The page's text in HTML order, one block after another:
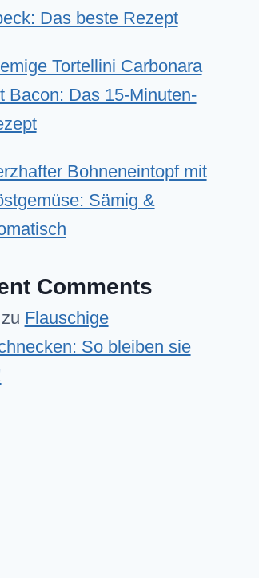
Das beste Rezept
Tortellini Carbonara
Bacon: Das 15-Minuten-
Bohneneintopf mit
Sämig &
Comments
Flauschige
So bleiben sie